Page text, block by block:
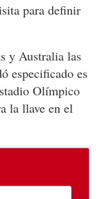
para definir
y Australia las
especificado es
Olímpico
la llave en el